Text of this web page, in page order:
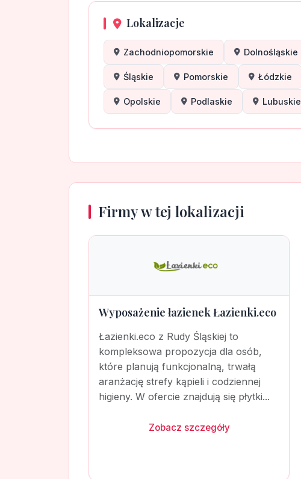
Lokalizacje
Zachodniopomorskie Dolnośląskie
Śląskie Pomorskie Łódzkie
Opolskie Podlaskie Lubuskie
Firmy w tej lokalizacji
Wyposażenie łazienek Łazienki.eco
Łazienki.eco z Rudy Śląskiej to
kompleksowa propozycja dla osób,
które planują funkcjonalną, trwałą
aranżację strefy kąpieli i codziennej
higieny. W ofercie znajdują się płytki...
Zobacz szczegóły